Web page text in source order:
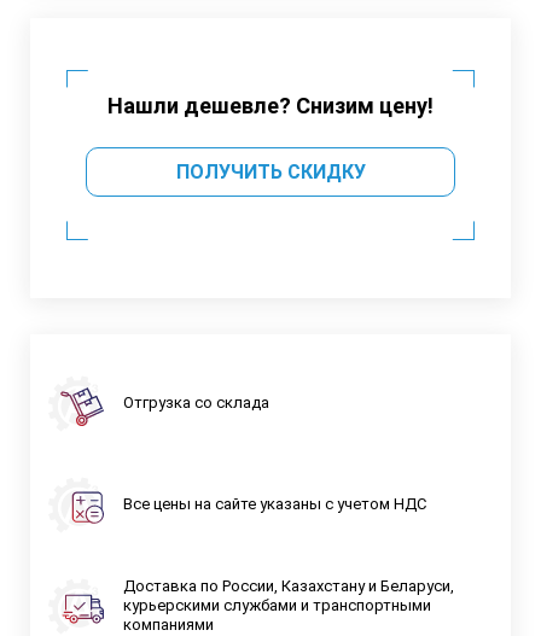
Нашли дешевле? Снизим цену!
ПОЛУЧИТЬ СКИДКУ
Отгрузка со склада
Все цены на сайте указаны с учетом НДС
Доставка по России, Казахстану и Беларуси,
курьерскими службами и транспортными
компаниями